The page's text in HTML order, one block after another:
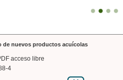
de nuevos productos acuícolas
acceso libre
4